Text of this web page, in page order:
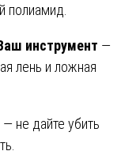
полиамид.
инструмент —
лень и ложная
не дайте убить